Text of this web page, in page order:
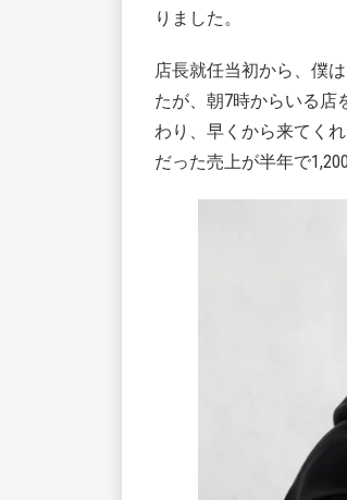
りました。
店長就任当初から、僕
たが、朝7時からいる店
わり、早くから来てく
だった売上が半年で